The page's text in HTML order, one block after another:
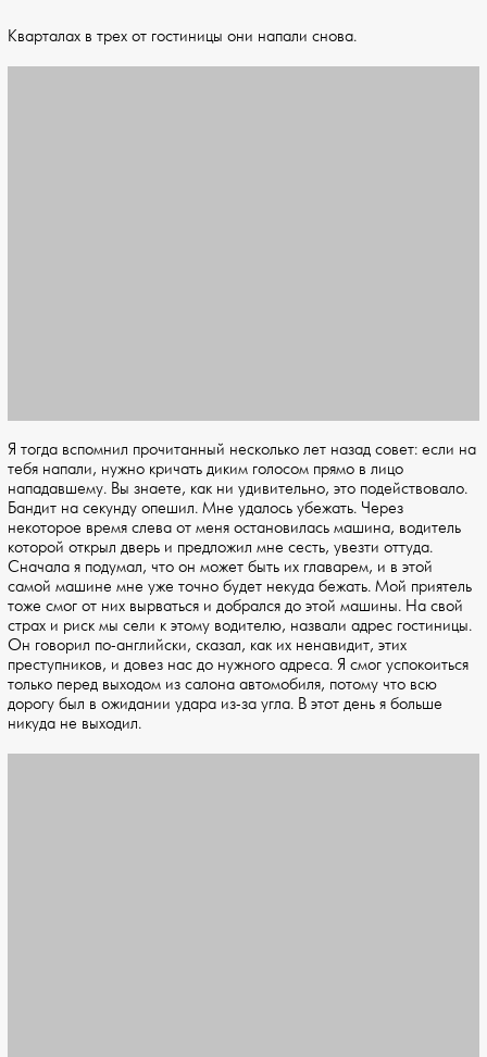
Кварталах в трех от гостиницы они напали снова.
Я тогда вспомнил прочитанный несколько лет назад совет: если на
тебя напали, нужно кричать диким голосом прямо в лицо
нападавшему. Вы знаете, как ни удивительно, это подействовало.
Бандит на секунду опешил. Мне удалось убежать. Через
некоторое время слева от меня остановилась машина, водитель
которой открыл дверь и предложил мне сесть, увезти оттуда.
Сначала я подумал, что он может быть их главарем, и в этой
самой машине мне уже точно будет некуда бежать. Мой приятель
тоже смог от них вырваться и добрался до этой машины. На свой
страх и риск мы сели к этому водителю, назвали адрес гостиницы.
Он говорил по-английски, сказал, как их ненавидит, этих
преступников, и довез нас до нужного адреса. Я смог успокоиться
только перед выходом из салона автомобиля, потому что всю
дорогу был в ожидании удара из-за угла. В этот день я больше
никуда не выходил.